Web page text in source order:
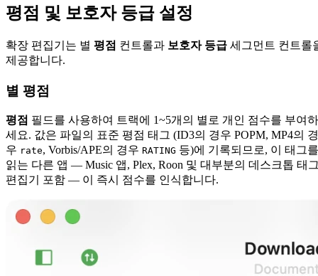
평점 및 보호자 등급 설정
확장 편집기는 별 평점 컨트롤과 보호자 등급 세그먼트 컨트롤
제공합니다.
별 평점
평점 필드를 사용하여 트랙에 1~5개의 별로 개인 점수를 부여하
세요. 값은 파일의 표준 평점 태그 (ID3의 경우 POPM, MP4의 경
우 rate, Vorbis/APE의 경우 RATING 등)에 기록되므로, 이 태그를
읽는 다른 앱 — Music 앱, Plex, Roon 및 대부분의 데스크톱 태
편집기 포함 — 이 즉시 점수를 인식합니다.